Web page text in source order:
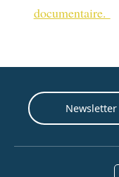
documentaire.
Newsletter